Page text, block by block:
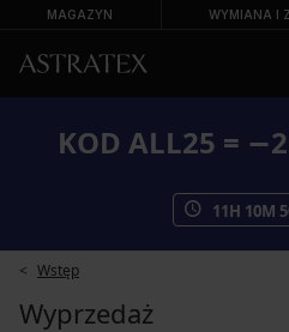
MAGAZYN WYMIANA I
KOD ALL25 =
11H 10M
Wstęp
Wyprzedaż